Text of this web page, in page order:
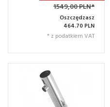
1549,00 PLN*
Oszczędzasz
464.70 PLN
* z podatkiem VAT